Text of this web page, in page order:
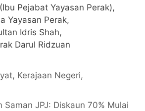
Pejabat Yayasan Perak),
Yayasan Perak,
Idris Shah,
Darul Ridzuan
, Kerajaan Negeri,
Saman JPJ: Diskaun 70% Mulai